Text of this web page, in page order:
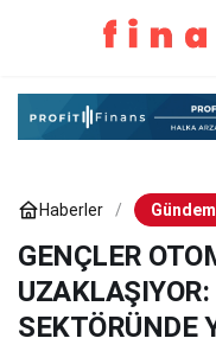
Haberler Gündem
GENÇLER
SEKTÖRÜNDE
GENÇLER
UZAKLAŞIYOR:
YENİ DÖNEM